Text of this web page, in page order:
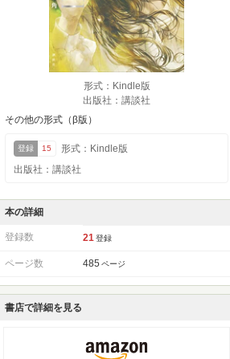
形式：Kindle版
出版社：講談社
その他の形式（β版）
登録 15
形式：Kindle版
出版社：講談社
本の詳細
登録数 21 登録
ページ数 485 ページ
書店で詳細を見る